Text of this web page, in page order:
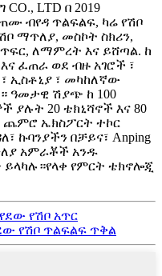
LTD በ 2019
ብየዳ ጥልፍልፍ, ካሬ የሽቦ
ማጥለያ, መስኮት ስክሪን,
ለማምረት እና ይሸጣል. ከ
ፈጠራ ወደ ብዙ አገሮች ፣
ኢስቶኒያ ፣ መካከለኛው
ዓመታዊ ሽያጭ ከ 100
ያሉት 20 ቴክኒሻኖች እና 80
ጨምሮ ኤክስፖርት ተኮር
ኩባንያችን በቻይና፣ Anping
አምራቾች አንዱ
የምርት ቴክኖሎጂ
የሽቦ አጥር
የሽቦ ጥልፍልፍ ጥቅል